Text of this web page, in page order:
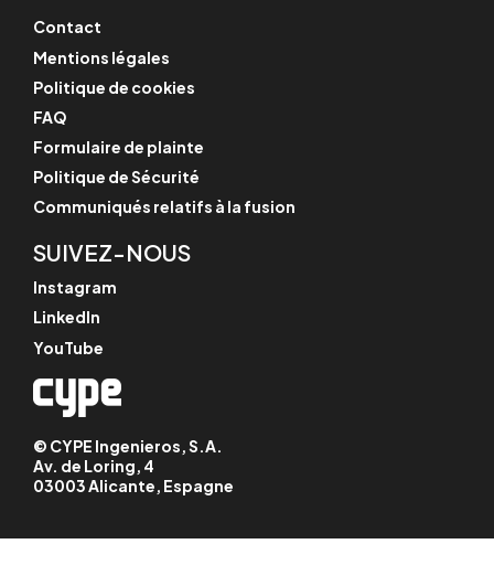
Contact
Mentions légales
Politique de cookies
FAQ
Formulaire de plainte
Politique de Sécurité
Communiqués relatifs à la fusion
SUIVEZ-NOUS
Instagram
LinkedIn
YouTube
© CYPE Ingenieros, S.A.
Av. de Loring, 4
03003 Alicante, Espagne